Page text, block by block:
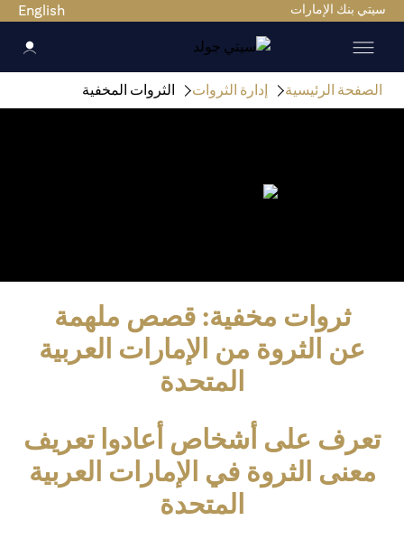
سيتي بنك الإمارات English
الصفحة الرئيسية إدارة الثروات الثروات المخفية
ثروات مخفية: قصص ملهمة
عن الثروة من الإمارات العربية
المتحدة
تعرف على أشخاص أعادوا تعريف
معنى الثروة في الإمارات العربية
المتحدة